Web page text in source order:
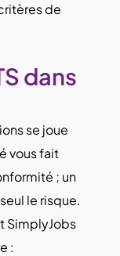
de
dans
se joue
vous fait
; un
le risque.
SimplyJobs
: